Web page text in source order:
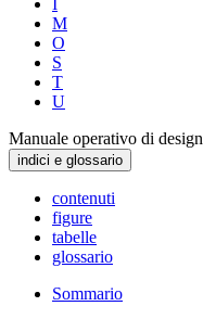
I
M
O
S
T
U
Manuale operativo di design
indici e glossario
contenuti
figure
tabelle
glossario
Sommario